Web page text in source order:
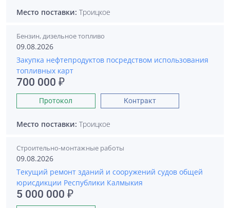
Место поставки: Троицкое
Бензин, дизельное топливо
09.08.2026
Закупка нефтепродуктов посредством использования
топливных карт
700 000 ₽
Протокол Контракт
Место поставки: Троицкое
Строительно-монтажные работы
09.08.2026
Текущий ремонт зданий и сооружений судов общей
юрисдикции Республики Калмыкия
5 000 000 ₽